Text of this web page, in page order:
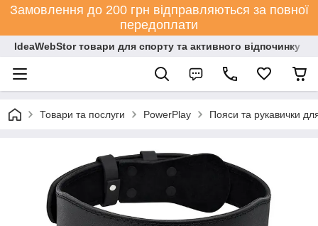
Замовлення до 200 грн відправляються за повної
передоплати
IdeaWebStor товари для спорту та активного відпочинку
Товари та послуги PowerPlay Пояси та рукавички